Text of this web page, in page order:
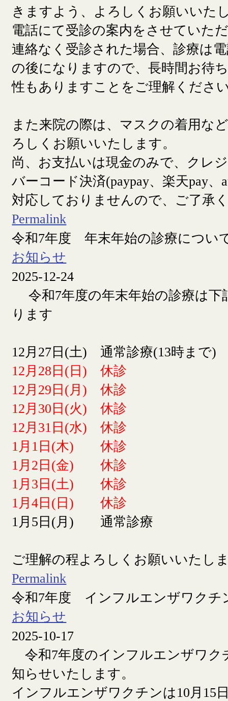
きますよう、よろしくお願いいた
電話にて受診の案内をさせていた
連絡なく受診された場合、診療は
の後になりますので、長時間お待
性もありますことをご理解くださ
また来院の際は、マスクの着用な
ろしくお願いいたします。
尚、お支払いは現金のみで、クレ
バーコード決済(paypay、楽天pay、
対応しておりませんので、ご了承
Permalink
令和7年度 年末年始の診療につい
お知らせ
2025-12-24
令和7年度の年末年始の診療は下
ります
12月27日(土) 通常診療(13時まで)
12月28日(日) 休診
12月29日(月) 休診
12月30日(火) 休診
12月31日(水) 休診
1月1日(木) 休診
1月2日(金) 休診
1月3日(土) 休診
1月4日(日) 休診
1月5日(月) 通常診療
ご理解の程よろしくお願いいたし
Permalink
令和7年度 インフルエンザワクチ
お知らせ
2025-10-17
令和7年度のインフルエンザワク
知らせいたします。
インフルエンザワクチンは10月15